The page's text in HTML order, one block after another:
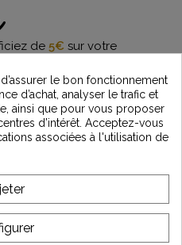
de 5€ sur votre
nouveautés
newsletter, vous reconnaissez avoir pris
le bon fonctionnement
d’achat, analyser le trafic et
ainsi que pour vous proposer
d’intérêt. Acceptez-vous
associées à l'utilisation de